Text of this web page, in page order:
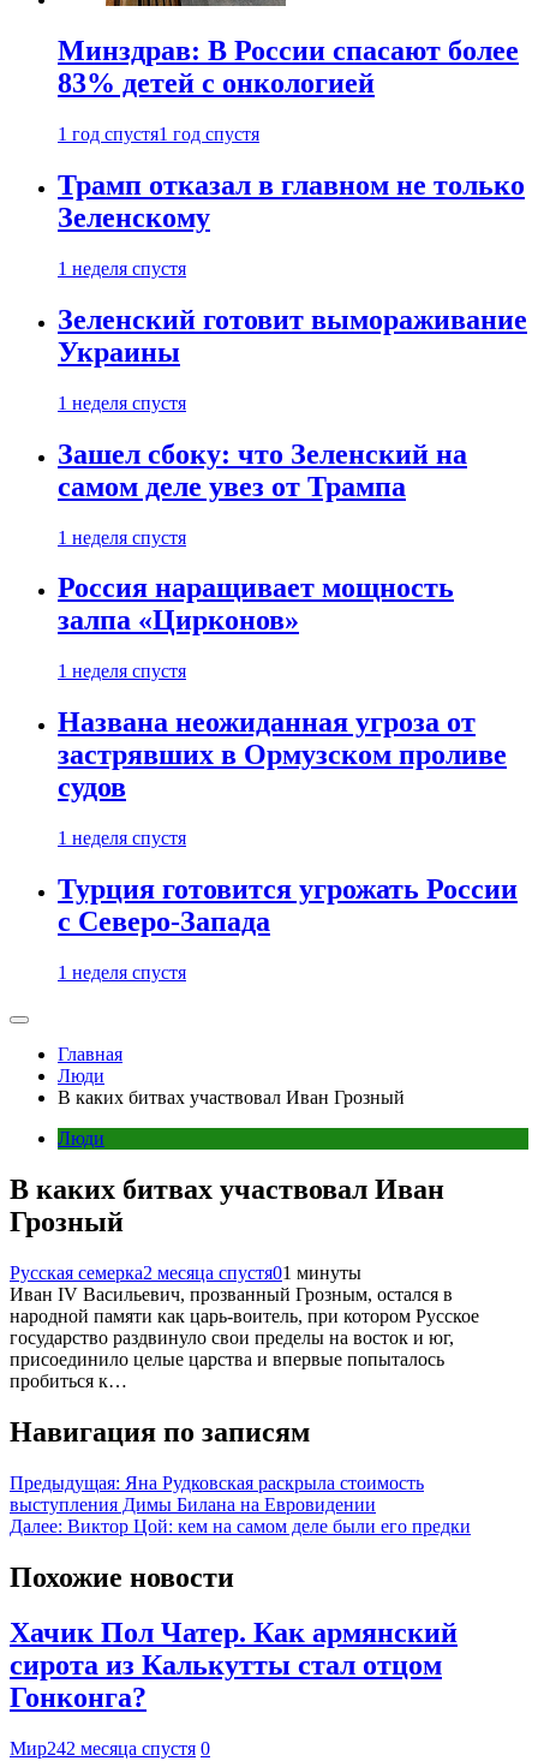
Минздрав: В России спасают более
83% детей с онкологией
1 год спустя1 год спустя
Трамп отказал в главном не только
Зеленскому
1 неделя спустя
Зеленский готовит вымораживание
Украины
1 неделя спустя
Зашел сбоку: что Зеленский на
самом деле увез от Трампа
1 неделя спустя
Россия наращивает мощность
залпа «Цирконов»
1 неделя спустя
Названа неожиданная угроза от
застрявших в Ормузском проливе
судов
1 неделя спустя
Турция готовится угрожать России
с Северо-Запада
1 неделя спустя
Главная
Люди
В каких битвах участвовал Иван Грозный
Люди
В каких битвах участвовал Иван
Грозный
Русская семерка2 месяца спустя01 минуты
Иван IV Васильевич, прозванный Грозным, остался в
народной памяти как царь-воитель, при котором Русское
государство раздвинуло свои пределы на восток и юг,
присоединило целые царства и впервые попыталось
пробиться к…
Навигация по записям
Предыдущая: Яна Рудковская раскрыла стоимость
выступления Димы Билана на Евровидении
Далее: Виктор Цой: кем на самом деле были его предки
Похожие новости
Хачик Пол Чатер. Как армянский
сирота из Калькутты стал отцом
Гонконга?
Мир242 месяца спустя 0